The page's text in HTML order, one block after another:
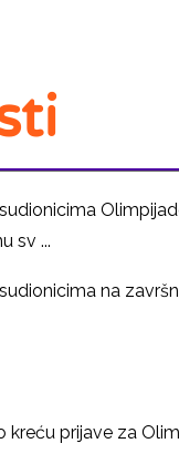
sv ...
na
kreću prijave za